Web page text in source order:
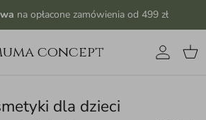
na opłacone zamówienia od 499 zł
concept Konto
dla dzieci